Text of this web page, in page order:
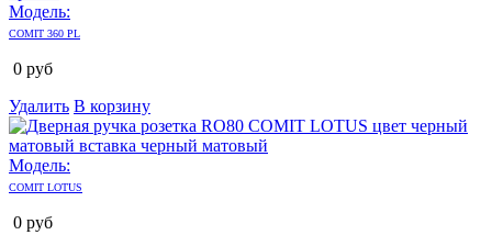
Модель:
COMIT 360 PL
0 руб
Удалить В корзину
Модель:
COMIT LOTUS
0 руб